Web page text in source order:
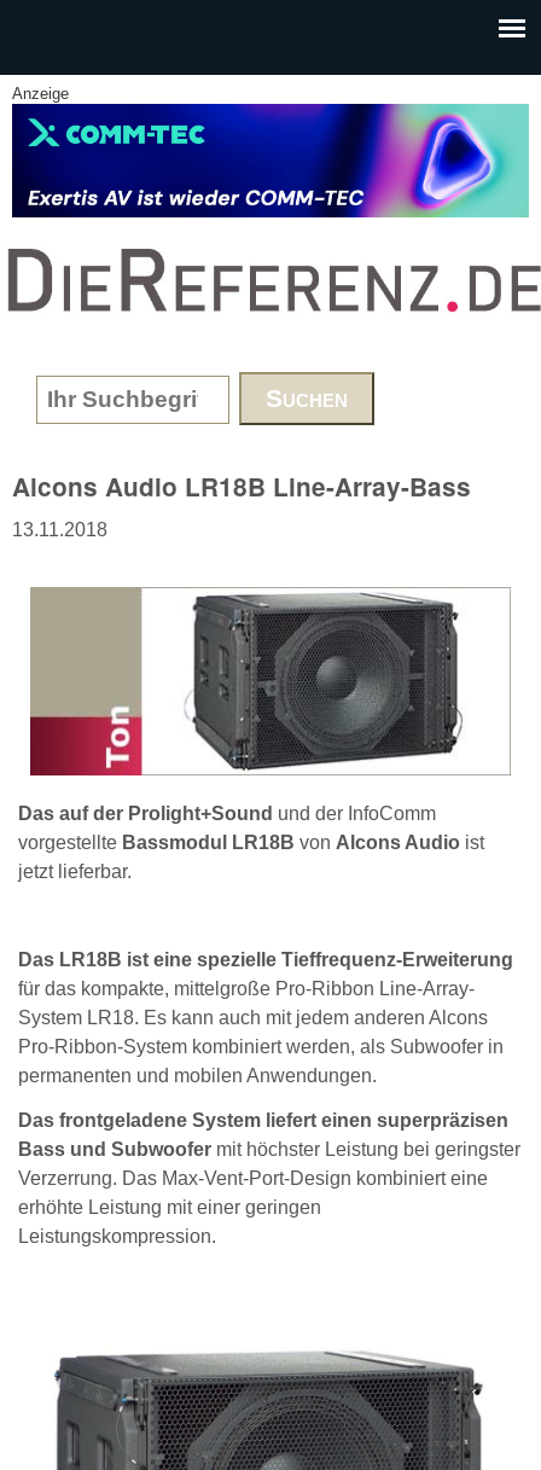
Anzeige
www.DieReferenz.de
Search form
Alcons Audio LR18B Line-Array-Bass
13.11.2018
Das auf der Prolight+Sound und der InfoComm
vorgestellte Bassmodul LR18B von Alcons Audio ist
jetzt lieferbar.
Das LR18B ist eine spezielle Tieffrequenz-Erweiterung
für das kompakte, mittelgroße Pro-Ribbon Line-Array-
System LR18. Es kann auch mit jedem anderen Alcons
Pro-Ribbon-System kombiniert werden, als Subwoofer in
permanenten und mobilen Anwendungen.
Das frontgeladene System liefert einen superpräzisen
Bass und Subwoofer mit höchster Leistung bei geringster
Verzerrung. Das Max-Vent-Port-Design kombiniert eine
erhöhte Leistung mit einer geringen
Leistungskompression.